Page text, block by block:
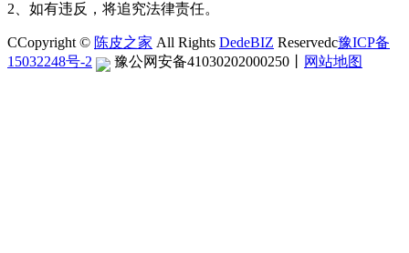
2、如有违反，将追究法律责任。
CCopyright © 陈皮之家 All Rights DedeBIZ Reservedc豫ICP备
15032248号-2
豫公网安备41030202000250 网站地图